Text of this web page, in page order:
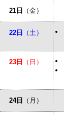
21日 （金）
22日 （土）
23日 （日）
24日 （月）